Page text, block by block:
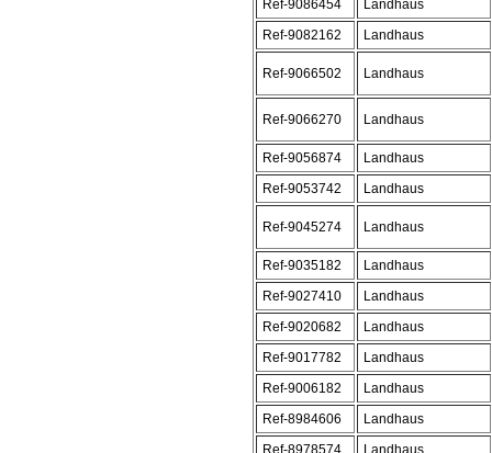
Ref-9086454
Landhaus
Ref-9082162
Landhaus
Ref-9066502 Landhaus
Ref-9066270 Landhaus
Ref-9056874
Landhaus
Ref-9053742
Landhaus
Ref-9045274 Landhaus
Ref-9035182
Landhaus
Ref-9027410
Landhaus
Ref-9020682
Landhaus
Ref-9017782
Landhaus
Ref-9006182
Landhaus
Ref-8984606
Landhaus
Ref-8978574
Landhaus